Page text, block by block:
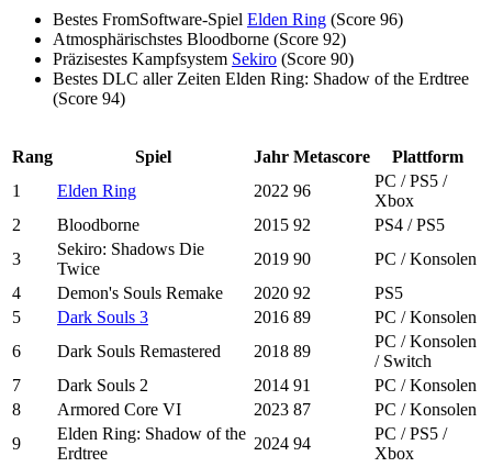
Bestes FromSoftware-Spiel Elden Ring (Score 96)
Atmosphärischstes Bloodborne (Score 92)
Präzisestes Kampfsystem Sekiro (Score 90)
Bestes DLC aller Zeiten Elden Ring: Shadow of the Erdtree
(Score 94)
Rang Spiel Jahr Metascore
Plattform
1
Elden Ring 2022 96
PC / PS5 /
Xbox
2
Bloodborne 2015 92
PS4 / PS5
3
Sekiro: Shadows Die
Twice
2019 90
PC / Konsolen
4
Demon's Souls Remake 2020 92
PS5
5
Dark Souls 3 2016 89
PC / Konsolen
6
Dark Souls Remastered 2018 89
PC / Konsolen
/ Switch
7
Dark Souls 2 2014 91
PC / Konsolen
8
Armored Core VI 2023 87
PC / Konsolen
9
Elden Ring: Shadow of the
Erdtree
2024 94
PC / PS5 /
Xbox